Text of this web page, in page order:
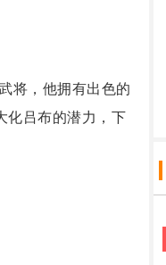
将，他拥有出色的
化吕布的潜力，下